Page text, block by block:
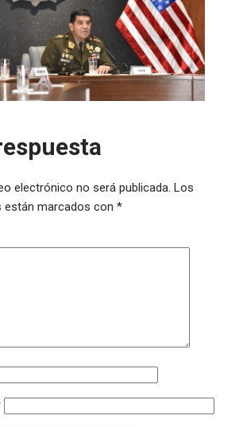
electrónico no será publicada. Los
marcados con *